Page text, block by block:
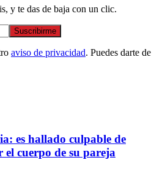
y te das de baja con un clic.
Suscribirme
aviso de privacidad. Puedes darte de
es hallado culpable de
cuerpo de su pareja